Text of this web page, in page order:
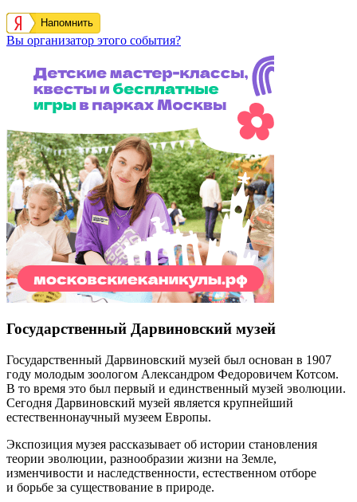
Напомнить
Вы организатор этого события?
Государственный Дарвиновский музей
Государственный Дарвиновский музей был основан в 1907
году молодым зоологом Александром Федоровичем Котсом.
В то время это был первый и единственный музей эволюции.
Сегодня Дарвиновский музей является крупнейший
естественнонаучный музеем Европы.
Экспозиция музея рассказывает об истории становления
теории эволюции, разнообразии жизни на Земле,
изменчивости и наследственности, естественном отборе
и борьбе за существование в природе.